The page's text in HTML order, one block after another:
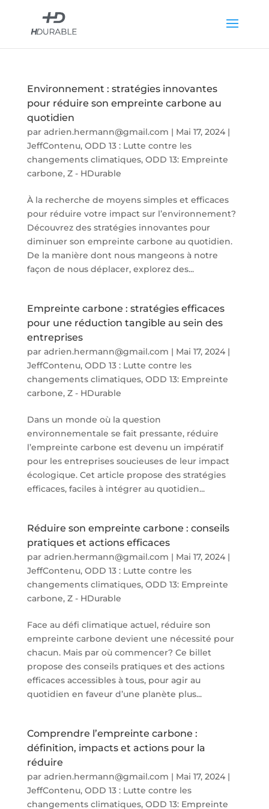
Environnement : stratégies innovantes
pour réduire son empreinte carbone au
quotidien
par adrien.hermann@gmail.com | Mai 17, 2024|
JeffContenu, ODD 13 : Lutte contre les
changements climatiques, ODD 13: Empreinte
carbone, Z - HDurable
À la recherche de moyens simples et efficaces
pour réduire votre impact sur l’environnement?
Découvrez des stratégies innovantes pour
diminuer son empreinte carbone au quotidien.
De la manière dont nous mangeons à notre
façon de nous déplacer, explorez des...
Empreinte carbone : stratégies efficaces
pour une réduction tangible au sein des
entreprises
par adrien.hermann@gmail.com | Mai 17, 2024|
JeffContenu, ODD 13 : Lutte contre les
changements climatiques, ODD 13: Empreinte
carbone, Z - HDurable
Dans un monde où la question
environnementale se fait pressante, réduire
l’empreinte carbone est devenu un impératif
pour les entreprises soucieuses de leur impact
écologique. Cet article propose des stratégies
efficaces, faciles à intégrer au quotidien...
Réduire son empreinte carbone : conseils
pratiques et actions efficaces
par adrien.hermann@gmail.com | Mai 17, 2024|
JeffContenu, ODD 13 : Lutte contre les
changements climatiques, ODD 13: Empreinte
carbone, Z - HDurable
Face au défi climatique actuel, réduire son
empreinte carbone devient une nécessité pour
chacun. Mais par où commencer? Ce billet
propose des conseils pratiques et des actions
efficaces accessibles à tous, pour agir au
quotidien en faveur d’une planète plus...
Comprendre l’empreinte carbone :
définition, impacts et actions pour la
réduire
par adrien.hermann@gmail.com | Mai 17, 2024|
JeffContenu, ODD 13 : Lutte contre les
changements climatiques, ODD 13: Empreinte